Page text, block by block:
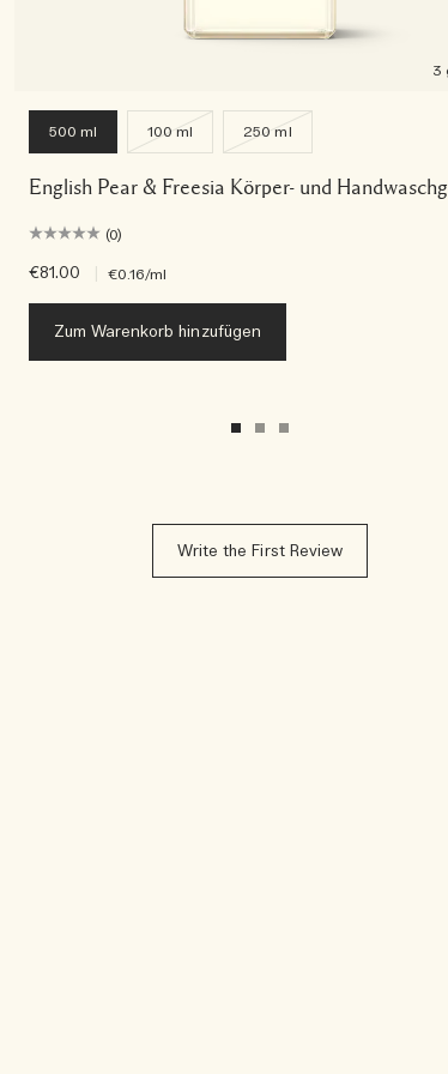
3
500 ml 100 ml 250 ml
English Pear & Freesia Körper- und
(0)
€81.00 €0.16/ml
Zum Warenkorb hinzufügen
Write the First Review